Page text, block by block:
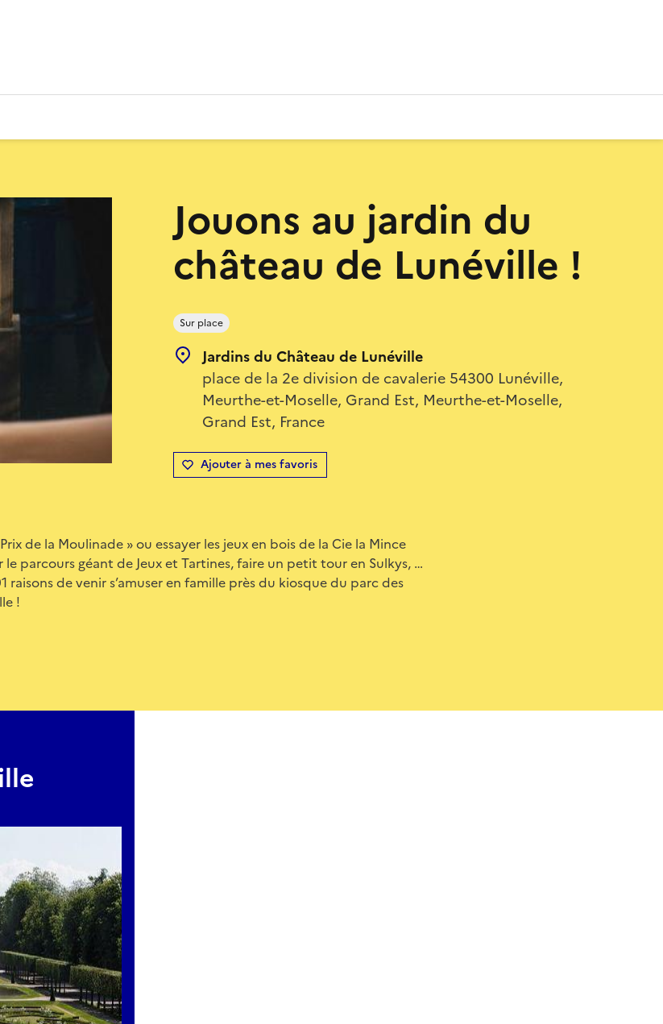
Jouons au jardin du
château de Lunéville !
Sur place
Jardins du Château de Lunéville
place de la 2e division de cavalerie 54300 Lunéville,
Meurthe-et-Moselle, Grand Est, Meurthe-et-Moselle,
Grand Est, France
Ajouter à mes favoris
de la Moulinade » ou essayer les jeux en bois de la Cie la Mince
parcours géant de Jeux et Tartines, faire un petit tour en Sulkys, …
raisons de venir s’amuser en famille près du kiosque du parc des
!